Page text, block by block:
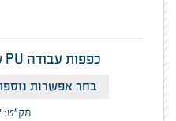
כפפות עבודה PU שחור SIGNET(9)M
מק”ט: 049017